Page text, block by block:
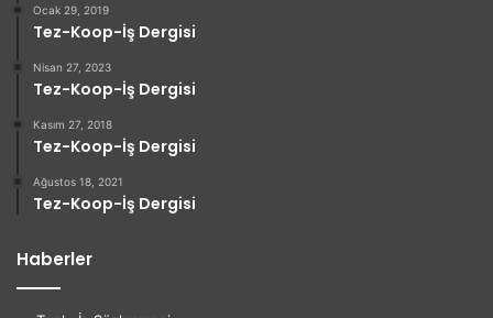
Ocak 29, 2019
Tez-Koop-İş Dergisi
Nisan 27, 2023
Tez-Koop-İş Dergisi
Kasım 27, 2018
Tez-Koop-İş Dergisi
Ağustos 18, 2021
Tez-Koop-İş Dergisi
Haberler